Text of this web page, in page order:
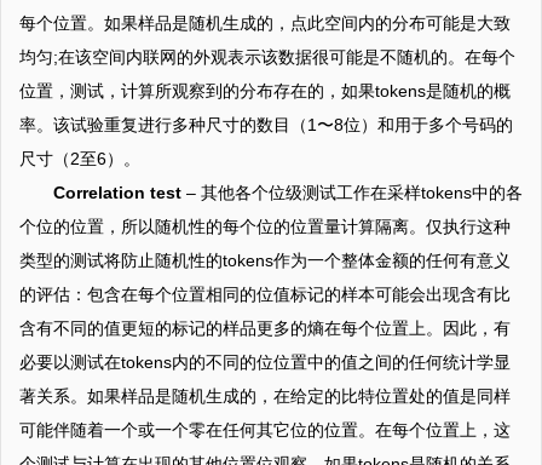
每个位置。如果样品是随机生成的，点此空间内的分布可能是大致
均匀;在该空间内联网的外观表示该数据很可能是不随机的。在每个
位置，测试，计算所观察到的分布存在的，如果tokens是随机的概
率。该试验重复进行多种尺寸的数目（1〜8位）和用于多个号码的
尺寸（2至6）。
Correlation test – 其他各个位级测试工作在采样tokens中的各
个位的位置，所以随机性的每个位的位置量计算隔离。仅执行这种
类型的测试将防止随机性的tokens作为一个整体金额的任何有意义
的评估：包含在每个位置相同的位值标记的样本可能会出现含有比
含有不同的值更短的标记的样品更多的熵在每个位置上。因此，有
必要以测试在tokens内的不同的位位置中的值之间的任何统计学显
著关系。如果样品是随机生成的，在给定的比特位置处的值是同样
可能伴随着一个或一个零在任何其它位的位置。在每个位置上，这